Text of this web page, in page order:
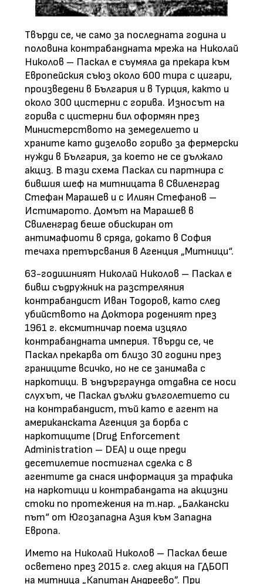
Твърди се, че само за последната година и
половина контрабандната мрежа на Николай
Николов – Паскал е съумяла да прекара към
Европейския съюз около 600 тира с цигари,
произведени в България и в Турция, както и
около 300 цистерни с горива. Износът на
горива с цистерни бил оформян през
Министерството на земеделието и
храните като дизелово гориво за фермерски
нужди в България, за което не се дължало
акциз. В тази схема Паскал си партнира с
бившия шеф на митницата в Свиленград
Стефан Марашев и с Илиян Стефанов –
Истимарото. Домът на Марашев в
Свиленград беше обискиран от
антимафиоти в сряда, докато в София
течаха претърсвания в Агенция „Митници“.
63-годишният Николай Николов – Паскал е
бивш съдружник на разстреляния
контрабандист Иван Тодоров, като след
убийството на Доктора роденият през
1961 г. ексмитничар поема изцяло
контрабандната империя. Твърди се, че
Паскал прекарва от близо 30 години през
границите всичко, но не се занимава с
наркотици. В ъндърграунда отдавна се носи
слухът, че Паскал дължи дълголетието си
на контрабандист, тъй като е агент на
американската Агенция за борба с
наркотиците (Drug Enforcement
Administration – DEA) и още преди
десетилетие постигнал сделка с 8
агентите да снася информация за трафика
на наркотици и контрабандата на акцизни
стоки по протежения на т.нар. „Балкански
път“ от Югозападна Азия към Западна
Европа.
Името на Николай Николов – Паскал беше
осветено през 2015 г. след акция на ГДБОП
на митница „Капитан Андреево”. При